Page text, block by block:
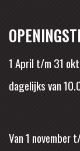
1 April t/m 31
dagelijks van
Van 1 november